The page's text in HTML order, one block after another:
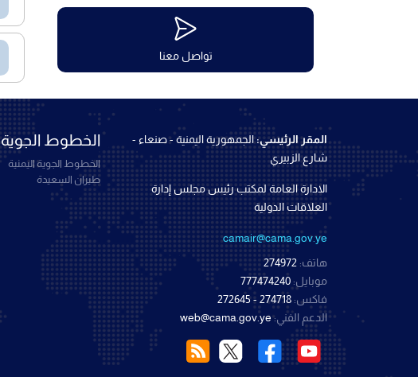
تواصل معنا
المقر الرئيسي:الجمهورية اليمنية - صنعاء -
شارع الزبيري
الادارة العامة لمكتب رئيس مجلس إدارة
العلاقات الدولية
camair@cama.gov.ye
هاتف: 274972
موبايل: 777474240
فاكس: 274718 - 272645
الدعم الفني:web@cama.gov.ye
الخطوط الجوية
الخطوط الجوية اليمنية
طيران السعيدة